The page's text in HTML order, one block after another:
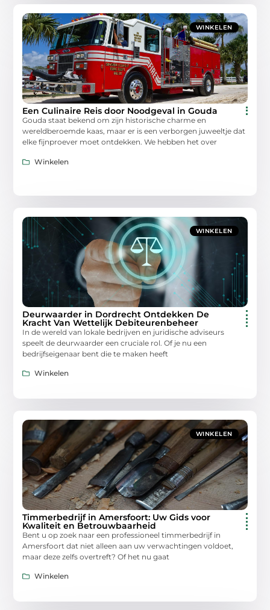
WINKELEN
Een Culinaire Reis door Noodgeval in Gouda
Gouda staat bekend om zijn historische charme en
wereldberoemde kaas, maar er is een verborgen juweeltje dat
elke fijnproever moet ontdekken. We hebben het over
Winkelen
WINKELEN
Deurwaarder in Dordrecht Ontdekken De
Kracht Van Wettelijk Debiteurenbeheer
In de wereld van lokale bedrijven en juridische adviseurs
speelt de deurwaarder een cruciale rol. Of je nu een
bedrijfseigenaar bent die te maken heeft
Winkelen
WINKELEN
Timmerbedrijf in Amersfoort: Uw Gids voor
Kwaliteit en Betrouwbaarheid
Bent u op zoek naar een professioneel timmerbedrijf in
Amersfoort dat niet alleen aan uw verwachtingen voldoet,
maar deze zelfs overtreft? Of het nu gaat
Winkelen